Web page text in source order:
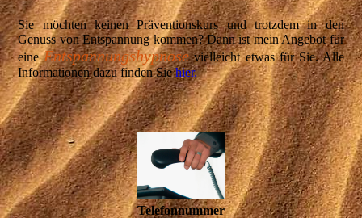
Sie möchten keinen Präventionskurs und trotzdem in den
Genuss von Entspannung kommen? Dann ist mein Angebot für
eineEntspannungshypnosevielleicht etwas für Sie. Alle
Informationen dazu finden Siehier.
Telefonnummer